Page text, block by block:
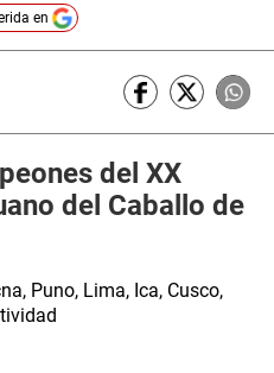
en
del XX
del Caballo de
Puno, Lima, Ica, Cusco,